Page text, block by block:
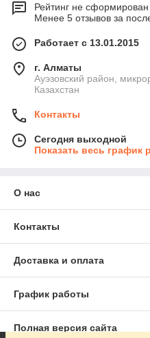
Рейтинг не сформирован
Менее 5 отзывов за
Работает с 13.01.2015
г. Алматы
Ауэзовский район,
Казахстан
Контакты
Сегодня выходной
Показать весь график
О нас
Контакты
Доставка и оплата
График работы
Полная версия сайта